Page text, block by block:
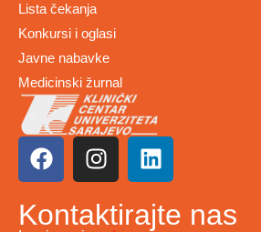
Lista čekanja
Konkursi i oglasi
Javne nabavke
Medicinski žurnal
Kontaktirajte nas